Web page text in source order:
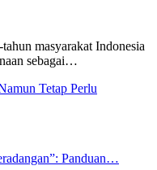
masyarakat Indonesia
sebagai…
Tetap Perlu
Panduan…